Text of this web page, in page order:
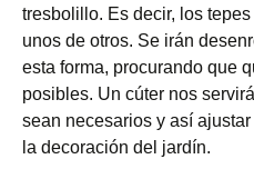
tresbolillo. Es decir, los
unos de otros. Se irán
esta forma, procurando que
posibles. Un cúter nos
sean necesarios y así
la decoración del jardín.